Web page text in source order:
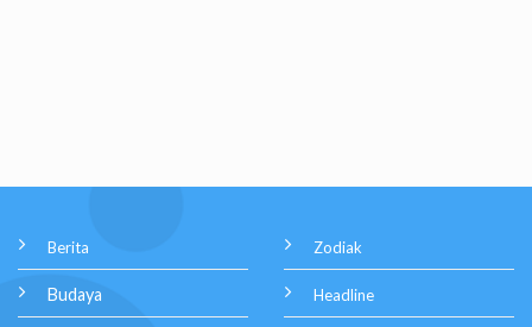
Berita
Budaya
Zodiak
Headline